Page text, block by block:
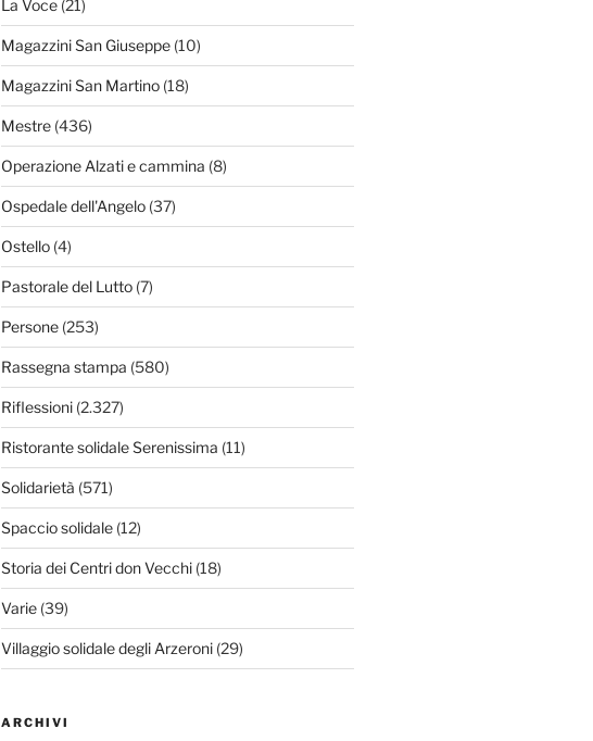
La Voce(21)
Magazzini San Giuseppe(10)
Magazzini San Martino(18)
Mestre(436)
Operazione Alzati e cammina (8)
Ospedale dell'Angelo(37)
Ostello(4)
Pastorale del Lutto(7)
Persone(253)
Rassegna stampa (580)
Riflessioni(2.327)
Ristorante solidale Serenissima (11)
Solidarietà (571)
Spaccio solidale(12)
Storia dei Centri don Vecchi(18)
Varie(39)
Villaggio solidale degli Arzeroni(29)
ARCHIVI